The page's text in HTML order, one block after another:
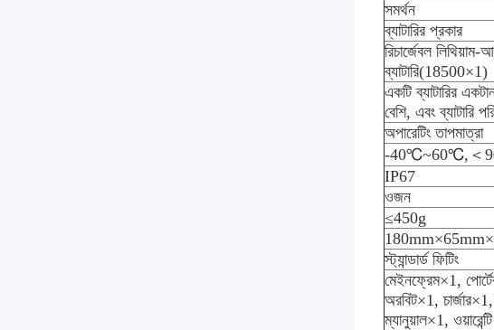
সমর্থন
ব্যাটারির প্রকার
রিচার্জেবল লিথিয়াম-
ব্যাটারি(18500×1)
একটি ব্যাটারির
বেশি, এবং ব্যাটারি
অপারেটিং তাপমাত্রা
-40℃~60℃,＜
IP67
ওজন
≤450g
স্ট্যান্ডার্ড ফিটিং
মেইনফ্রেম×1,
অরবিট×1, চার্জার×1,
ম্যানুয়াল×1,